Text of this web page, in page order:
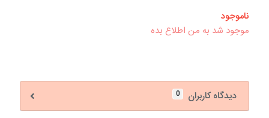
ناموجود
موجود شد به من اطلاع بده
دیدگاه کاربران 0